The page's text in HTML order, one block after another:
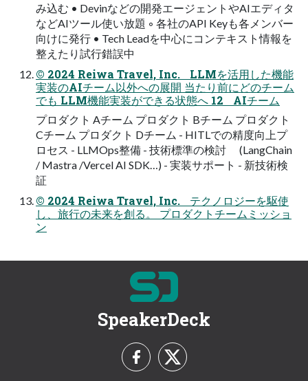
み込む • Devinなどの開発エージェントやAIエディタ
などAIツール使い放題 ◦ 各社のAPI Keyも各メンバー
向けに発行 • Tech Leadを中心にコンテキスト情報を
整えたり試行錯誤中
© 2024 Reiwa Travel, Inc. LLMを活⽤した機能
実装のAIチーム以外への展開 当たり前にどのチーム
でも LLM機能実装ができる状態へ 12 AIチーム
プロダクト Aチーム プロダクト Bチーム プロダクト
Cチーム プロダクト Dチーム - HITLでの精度向上プ
ロセス - LLMOps整備 - 技術標準の検討 (LangChain
/ Mastra /Vercel AI SDK…) - 実装サポート - 新技術検
証
© 2024 Reiwa Travel, Inc. テクノロジーを駆使
し、旅行の未来を創る。 プロダクトチームミッショ
ン
SpeakerDeck